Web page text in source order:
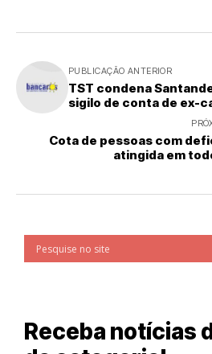
PUBLICAÇÃO ANTERIOR
TST condena
sigilo de conta de ex-
Cota de pessoas com
atingida em
Receba notícias